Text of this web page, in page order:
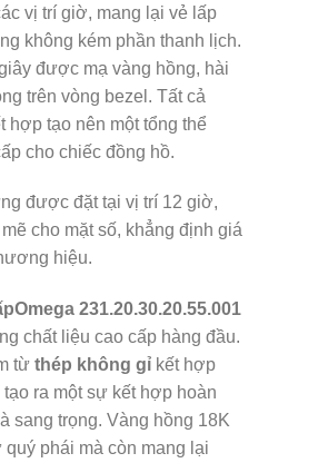
vị trí giờ, mang lại vẻ lấp
không kém phần thanh lịch.
được mạ vàng hồng, hài
trên vòng bezel. Tất cả
hợp tạo nên một tổng thể
cho chiếc đồng hồ.
được đặt tại vị trí 12 giờ,
cho mặt số, khẳng định giá
hiệu.
Omega 231.20.30.20.55.001
chất liệu cao cấp hàng đầu.
từ thép không gỉ kết hợp
tạo ra một sự kết hợp hoàn
sang trọng. Vàng hồng 18K
phái mà còn mang lại